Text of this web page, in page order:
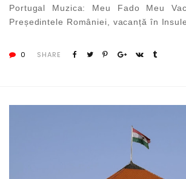
Portugal Muzica: Meu Fado Meu
Președintele României, vacanță în
0 SHARE